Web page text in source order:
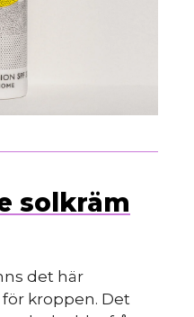
solkräm
det här
kroppen. Det